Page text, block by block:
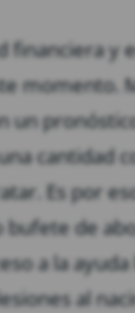
financiera y
momento.
un
cantidad
Es por
de
a la ayuda
al